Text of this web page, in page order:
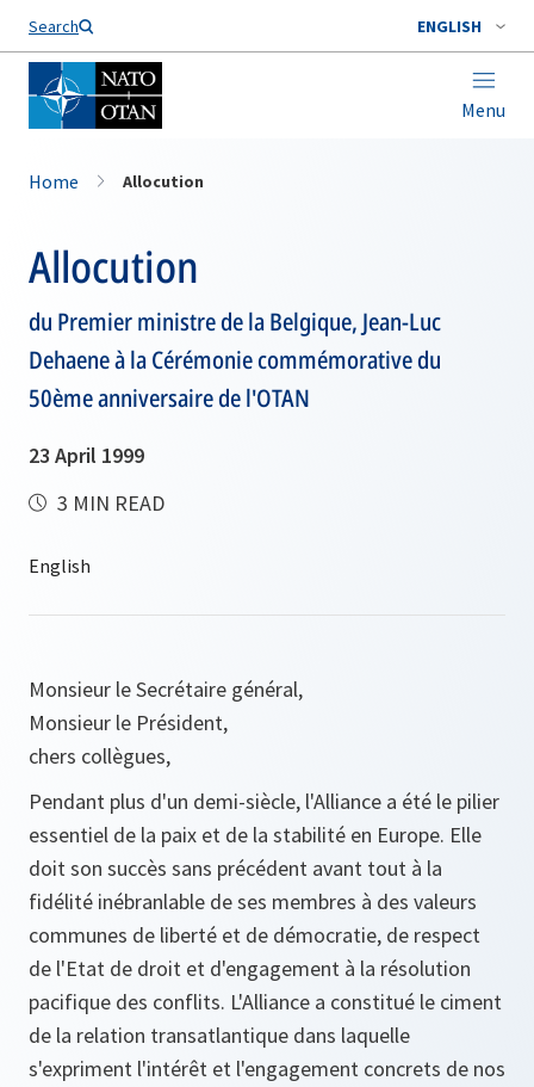
Search ENGLISH
Menu
Home Allocution
Allocution
du Premier ministre de la Belgique, Jean-Luc
Dehaene à la Cérémonie commémorative du
50ème anniversaire de l'OTAN
23 April 1999
3 MIN READ
Monsieur le Secrétaire général,
Monsieur le Président,
chers collègues,
Pendant plus d'un demi-siècle, l'Alliance a été le pilier
essentiel de la paix et de la stabilité en Europe. Elle
doit son succès sans précédent avant tout à la
fidélité inébranlable de ses membres à des valeurs
communes de liberté et de démocratie, de respect
de l'Etat de droit et d'engagement à la résolution
pacifique des conflits. L'Alliance a constitué le ciment
de la relation transatlantique dans laquelle
s'expriment l'intérêt et l'engagement concrets de nos